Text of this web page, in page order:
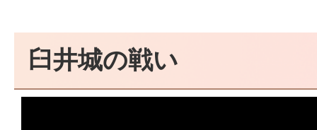
臼井城の戦い